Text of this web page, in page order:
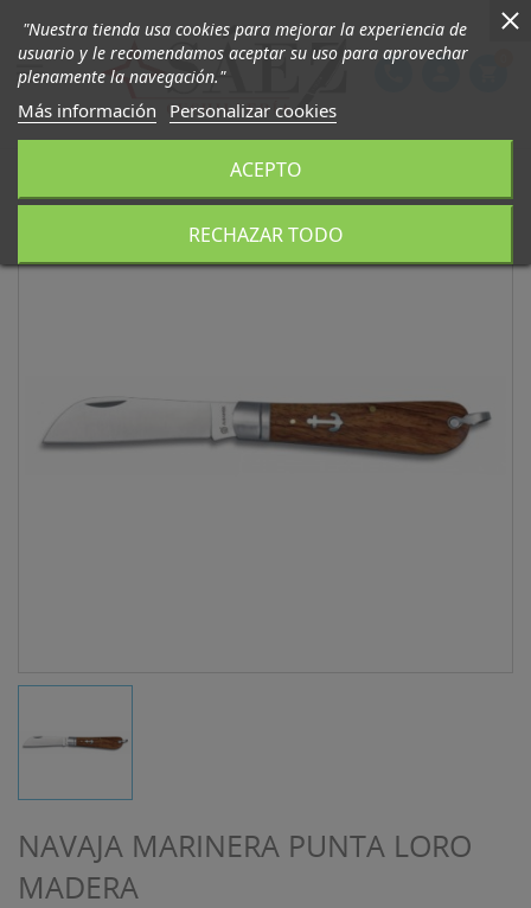

NAVAJA MARINERA PUNTA LORO
MADERA
"Nuestra tienda usa cookies para mejorar la experiencia de
usuario y le recomendamos aceptar su uso para aprovechar
plenamente la navegación."
Más información Personalizar cookies
RECHAZAR TODO
ACEPTO